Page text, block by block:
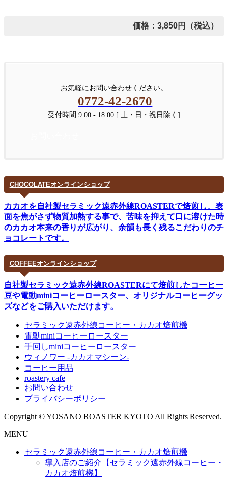
価格：3,850円（税込）
お気軽にお問い合わせください。
0772-42-2670
受付時間 9:00 - 18:00 [ 土・日・祝日除く]
CHOCOLATEオンラインショップ
カカオを自社製セラミック遠赤外線ROASTERで焙煎し、表
面を焦がさず物質加熱する事で、苦味を抑えて口に溶けた時
のカカオ本来の香りが広がり、余韻も長く残るこだわりのチ
ョコレートです。
COFFEEオンラインショップ
自社製セラミック遠赤外線ROASTERにて焙煎したコーヒー
豆や電動miniコーヒーロースター、オリジナルコーヒーグッ
ズなどをご購入いただけます。
セラミック遠赤外線コーヒー・カカオ焙煎機
電動miniコーヒーロースター
手回しminiコーヒーロースター
ウィノワー -カカオマシーン-
コーヒー用品
roastery cafe
お問い合わせ
プライバシーポリシー
Copyright © YOSANO ROASTER KYOTO All Rights Reserved.
MENU
セラミック遠赤外線コーヒー・カカオ焙煎機
導入店のご紹介【セラミック遠赤外線コーヒー・
カカオ焙煎機】